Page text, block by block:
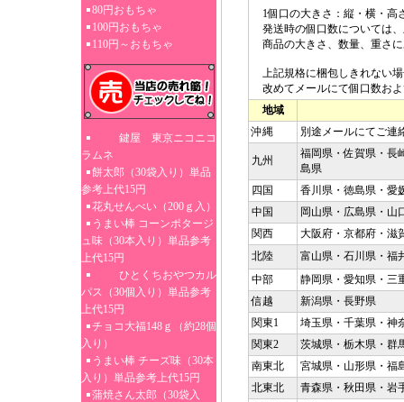
80円おもちゃ
100円おもちゃ
110円～おもちゃ
鍵屋 東京ニコニコ
ラムネ
餅太郎（30袋入り）単品
参考上代15円
花丸せんべい（200ｇ入）
うまい棒 コーンポタージ
ュ味（30本入り）単品参考
上代15円
ひとくちおやつカル
パス（30個入り）単品参考
上代15円
チョコ大福148ｇ（約28個
入り）
うまい棒 チーズ味（30本
入り）単品参考上代15円
蒲焼さん太郎（30袋入
1個口の大きさ：縦・横・高
発送時の個口数については
商品の大きさ、数量、重さ
上記規格に梱包しきれない
改めてメールにて個口数お
地域
沖縄
別途メールにてご連
九州
福岡県・佐賀県・長
島県
四国
香川県・徳島県・愛
中国
岡山県・広島県・山
関西
大阪府・京都府・滋
北陸
富山県・石川県・福
中部
静岡県・愛知県・三
信越
新潟県・長野県
関東1
埼玉県・千葉県・神
関東2
茨城県・栃木県・群
南東北
宮城県・山形県・福
北東北
青森県・秋田県・岩